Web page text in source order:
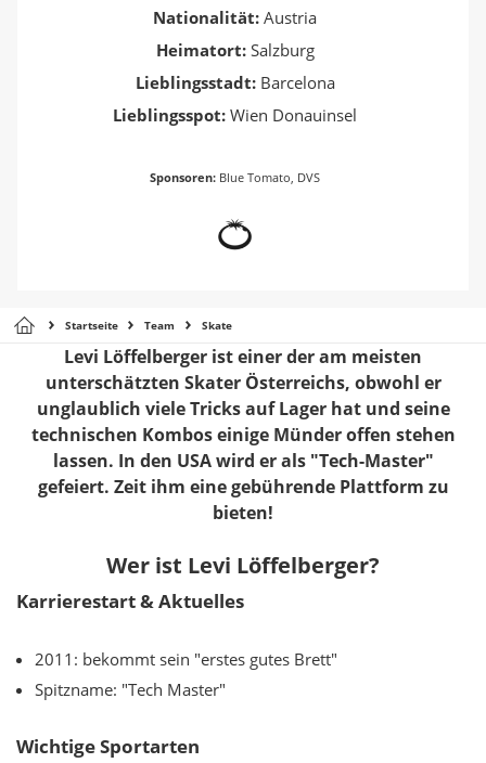
Nationalität: Austria
Heimatort:Salzburg
Lieblingsstadt:Barcelona
Lieblingsspot: Wien Donauinsel
Sponsoren: Blue Tomato, DVS
Startseite Team Skate
Levi Löffelberger ist einer der am meisten
unterschätzten Skater Österreichs, obwohl er
unglaublich viele Tricks auf Lager hat und seine
technischen Kombos einige Münder offen stehen
lassen. In den USA wird er als "Tech-Master"
gefeiert. Zeit ihm eine gebührende Plattform zu
bieten!
Wer ist Levi Löffelberger?
Karrierestart & Aktuelles
2011: bekommt sein "erstes gutes Brett"
Spitzname: "Tech Master"
Wichtige Sportarten